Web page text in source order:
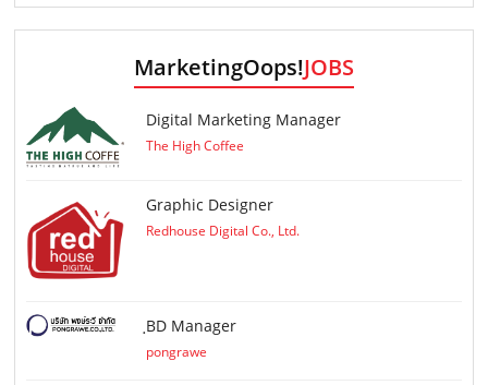
MarketingOops!JOBS
Digital Marketing Manager
The High Coffee
Graphic Designer
Redhouse Digital Co., Ltd.
ฺBD Manager
pongrawe